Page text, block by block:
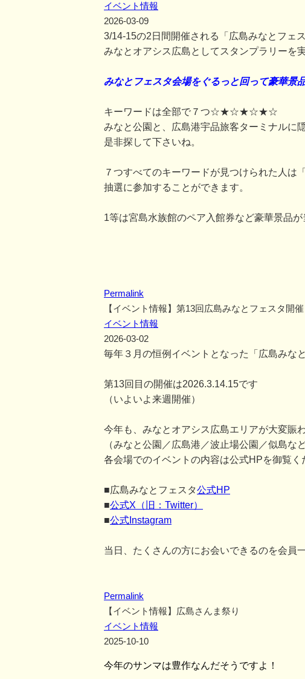
イベント情報
2026-03-09
3/14-15の2日間開催される「広島みなとフェ
みなとオアシス広島としてスタンプラリーを
みなとフェスタ会場をぐるっと回って豪華景
キーワードは全部で７つ☆★☆★☆★☆
みなと公園と、広島港宇品旅客ターミナルに
是非探して下さいね。
７つすべてのキーワードが見つけられた人は
抽選に参加することができます。
1等は宮島水族館のペア入館券など豪華景品
Permalink
【イベント情報】第13回広島みなとフェスタ開催
イベント情報
2026-03-02
毎年３月の恒例イベントとなった「広島みな
第13回目の開催は2026.3.14.15です
（いよいよ来週開催）
今年も、みなとオアシス広島エリアが大変賑
（みなと公園／広島港／波止場公園／似島な
各会場でのイベントの内容は公式HPを御覧く
■広島みなとフェスタ公式HP
■公式X（旧：Twitter）
■公式Instagram
当日、たくさんの方にお会いできるのを会員
Permalink
【イベント情報】広島さんま祭り
イベント情報
2025-10-10
今年のサンマは豊作なんだそうですよ！